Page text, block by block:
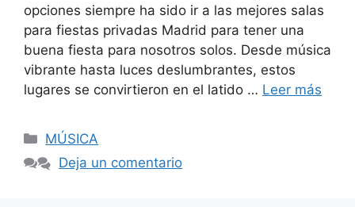
opciones siempre ha sido ir a las mejores salas
para fiestas privadas Madrid para tener una
buena fiesta para nosotros solos. Desde música
vibrante hasta luces deslumbrantes, estos
lugares se convirtieron en el latido … Leer más
Categorías
MÚSICA
Deja un comentario